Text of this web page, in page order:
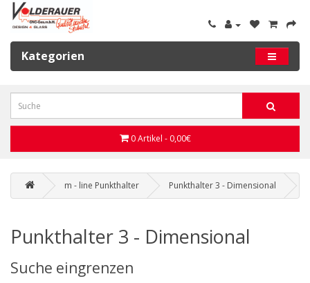
Kategorien
0 Artikel - 0,00€
m - line Punkthalter Punkthalter 3 - Dimensional
Punkthalter 3 - Dimensional
Suche eingrenzen